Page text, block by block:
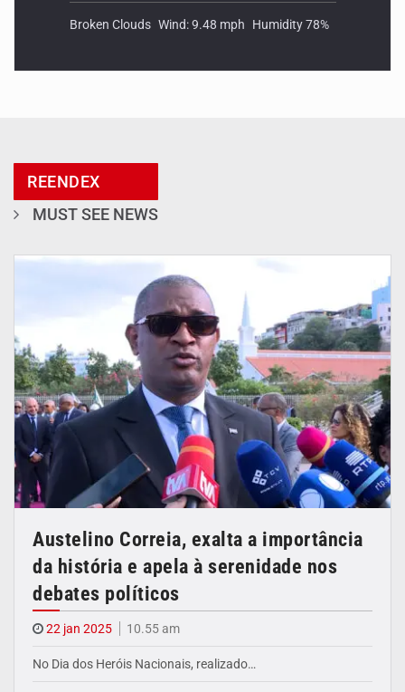
Broken Clouds Wind: 9.48 mph Humidity 78%
REENDEX
MUST SEE NEWS
Austelino Correia, exalta a importância
da história e apela à serenidade nos
debates políticos
22 jan 2025 10.55 am
No Dia dos Heróis Nacionais, realizado…